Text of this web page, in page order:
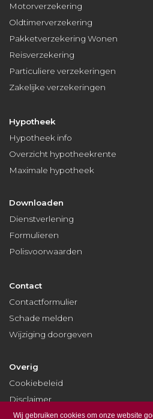
Wij gebruiken cookies om onze website
Motorverzekering
Oldtimerverzekering
Pakketverzekering Wonen
Reisverzekering
Particuliere verzekeringen
Zakelijke verzekeringen
Hypotheek
Hypotheek info
Overzicht hypotheekrente
Maximale hypotheek
Downloaden
Dienstverlening
Formulieren
Polisvoorwaarden
Contact
Contactformulier
Schade melden
Wijziging doorgeven
Overig
Cookiebeleid
Disclaimer
Privacy